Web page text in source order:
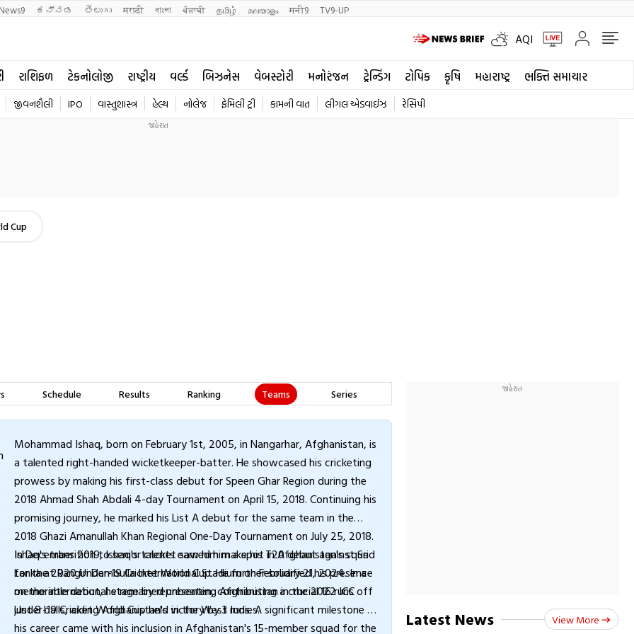
ಕನ್ನಡ తెలుగు मराठी বাংলা ਪੰਜਾਬੀ தமிழ் മലയാളം मनी9 TV9-UP
AQI
રાશિફળ ટેકનોલોજી રાષ્ટ્રીય વર્લ્ડ બિઝનેસ વેબસ્ટોરી મનોરંજન ટ્રેન્ડિંગ ટોપિક કૃષિ મહારાષ્ટ્ર ભક્તિ સમાચાર
જીવનશૈલી IPO વાસ્તુશાસ્ત્ર હેલ્થ નોલેજ ફેમિલી ટ્રી કામની વાત લીગલ એડવાઈઝ રેસિપી
Cup
Schedule Results Ranking Teams Series
Mohammad Ishaq, born on February 1st, 2005, in Nangarhar, Afghanistan, is
a talented right-handed wicketkeeper-batter. He showcased his cricketing
prowess by making his first-class debut for Speen Ghar Region during the
2018 Ahmad Shah Abdali 4-day Tournament on April 15, 2018. Continuing his
promising journey, he marked his List A debut for the same team in the
2018 Ghazi Amanullah Khan Regional One-Day Tournament on July 25, 2018.
In December 2019, Ishaq's talents earned him a spot in Afghanistan's squad
for the 2020 Under-19 Cricket World Cup. He further solidified his presence
on the international stage by representing Afghanistan in the 2022 ICC
Under-19 Cricket World Cup held in the West Indies.
Ishaq's transition to senior cricket saw him make his T20 debut against Sri
Lanka at Rangiri Dambulla International Stadium on February 21, 2024. In a
memorable debut, he remained unbeaten, contributing a crucial 16 runs off
just 8 balls, aiding Afghanistan's victory by 3 runs. A significant milestone in
his career came with his inclusion in Afghanistan's 15-member squad for the
Latest News View More